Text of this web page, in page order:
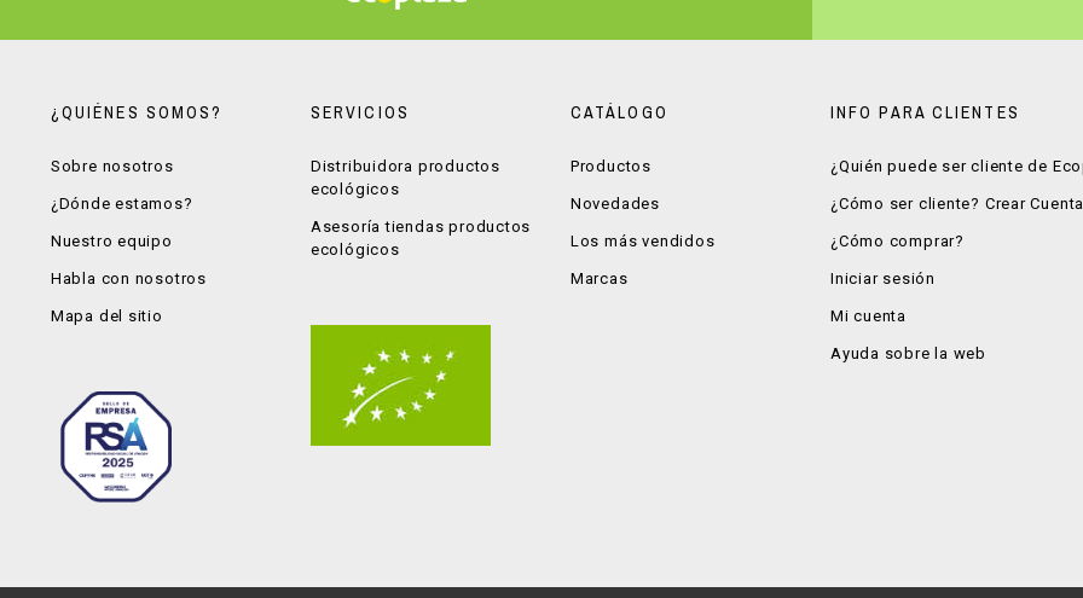
¿QUIÉNES SOMOS?
Sobre nosotros
¿Dónde estamos?
Nuestro equipo
Habla con nosotros
Mapa del sitio
SERVICIOS
Distribuidora productos
ecológicos
Asesoría tiendas productos
ecológicos
CATÁLOGO
Productos
Novedades
Los más vendidos
Marcas
INFO PARA CLIENTES
¿Quién puede ser cliente de
¿Cómo ser cliente? Crear
¿Cómo comprar?
Iniciar sesión
Mi cuenta
Ayuda sobre la web